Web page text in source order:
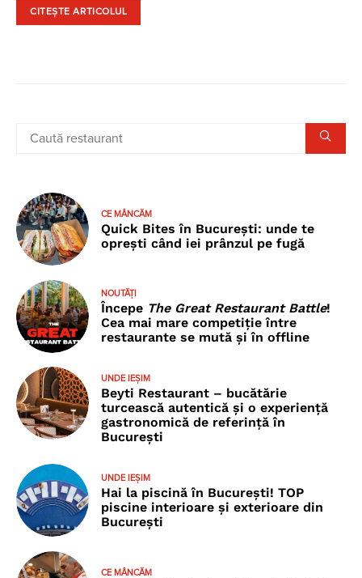
CITEȘTE ARTICOLUL
CE MÂNCĂM
Quick Bites în București: unde te
oprești când iei prânzul pe fugă
NOUTĂȚI
Începe The Great Restaurant Battle!
Cea mai mare competiție între
restaurante se mută și în offline
UNDE IEȘIM
Beyti Restaurant – bucătărie
turcească autentică și o experiență
gastronomică de referință în
București
UNDE IEȘIM
Hai la piscină în București! TOP
piscine interioare și exterioare din
București
CE MÂNCĂM